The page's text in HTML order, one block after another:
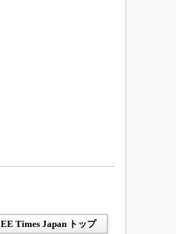
EE Times Japan トップ